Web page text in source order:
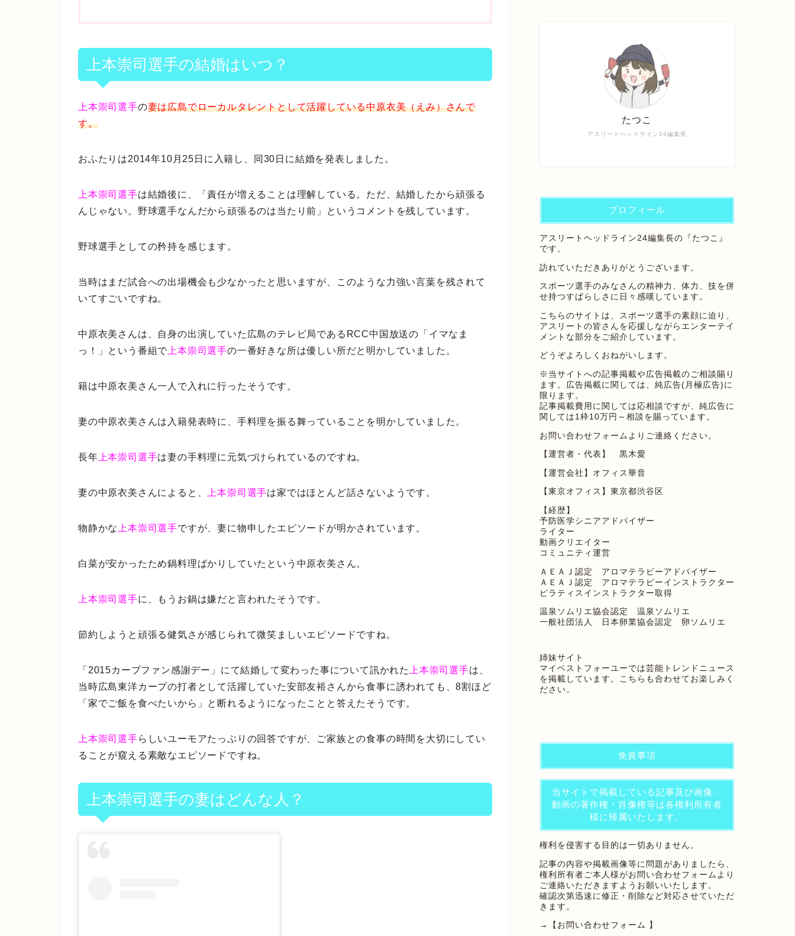
上本崇司選手の結婚はいつ？
上本崇司選手の妻は広島でローカルタレントとして活躍している中原衣美（えみ）さんで
す。
おふたりは2014年10月25日に入籍し、同30日に結婚を発表しました。
上本崇司選手は結婚後に、「責任が増えることは理解している。ただ、結婚したから頑張る
んじゃない。野球選手なんだから頑張るのは当たり前」というコメントを残しています。
野球選手としての矜持を感じます。
当時はまだ試合への出場機会も少なかったと思いますが、このような力強い言葉を残されて
いてすごいですね。
中原衣美さんは、自身の出演していた広島のテレビ局であるRCC中国放送の「イマなま
っ！」という番組で上本崇司選手の一番好きな所は優しい所だと明かしていました。
籍は中原衣美さん一人で入れに行ったそうです。
妻の中原衣美さんは入籍発表時に、手料理を振る舞っていることを明かしていました。
長年上本崇司選手は妻の手料理に元気づけられているのですね。
妻の中原衣美さんによると、上本崇司選手は家ではほとんど話さないようです。
物静かな上本崇司選手ですが、妻に物申したエピソードが明かされています。
白菜が安かったため鍋料理ばかりしていたという中原衣美さん。
上本崇司選手に、もうお鍋は嫌だと言われたそうです。
節約しようと頑張る健気さが感じられて微笑ましいエピソードですね。
「2015カープファン感謝デー」にて結婚して変わった事について訊かれた上本崇司選手は、
当時広島東洋カープの打者として活躍していた安部友裕さんから食事に誘われても、8割ほど
「家でご飯を食べたいから」と断れるようになったことと答えたそうです。
上本崇司選手らしいユーモアたっぷりの回答ですが、ご家族との食事の時間を大切にしてい
ることが窺える素敵なエピソードですね。
上本崇司選手の妻はどんな人？
アスリートヘッドライン24編集長
たつこ
プロフィール
アスリートヘッドライン24編集長の『たつこ』
です。
訪れていただきありがとうございます。
スポーツ選手のみなさんの精神力、体力、技を併
せ持つすばらしさに日々感嘆しています。
こちらのサイトは、スポーツ選手の素顔に迫り、
アスリートの皆さんを応援しながらエンターテイ
メントな部分をご紹介しています。
どうぞよろしくおねがいします。
※当サイトへの記事掲載や広告掲載のご相談賜り
ます。広告掲載に関しては、純広告(月極広告)に
限ります。
記事掲載費用に関しては応相談ですが、純広告に
関しては1枠10万円～相談を賜っています。
お問い合わせフォーム よりご連絡ください。
【運営者・代表】 黒木愛
【運営会社】オフィス華音
【東京オフィス】東京都渋谷区
【経歴】
予防医学シニアアドバイザー
ライター
動画クリエイター
コミュニティ運営
ＡＥＡＪ認定 アロマテラビーアドバイザー
ＡＥＡＪ認定 アロマテラピーインストラクター
ピラティスインストラクター取得
温泉ソムリエ協会認定 温泉ソムリエ
一般社団法人 日本卵業協会認定 卵ソムリエ
姉妹サイト
マイベストフォーユー では芸能トレンドニュース
を掲載しています。こちらも合わせてお楽しみく
ださい。
免責事項
当サイトで掲載している記事及び画像・
動画の著作権・肖像権等は各権利所有者
様に帰属いたします。
権利を侵害する目的は一切ありません。
記事の内容や掲載画像等に問題がありましたら、
権利所有者ご本人様がお問い合わせフォームより
ご連絡いただきますようお願いいたします。
確認次第迅速に修正・削除など対応させていただ
きます。
→ 【お問い合わせフォーム 】